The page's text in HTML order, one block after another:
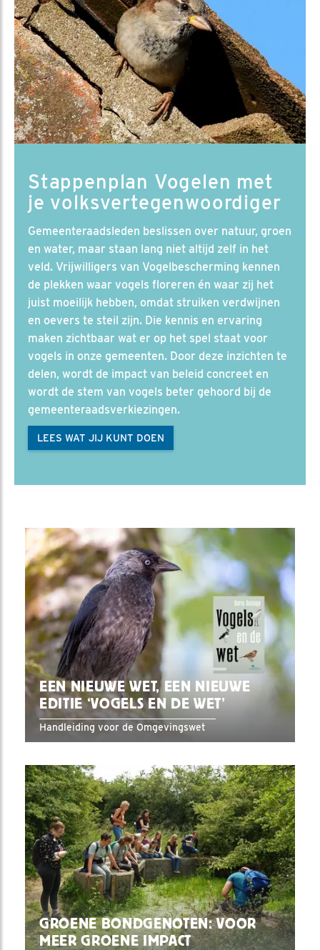
Stappenplan Vogelen met
je volksvertegenwoordiger
Gemeenteraadsleden beslissen over natuur, groen
en water, maar staan lang niet altijd zelf in het
veld. Vrijwilligers van Vogelbescherming kennen
de plekken waar vogels floreren én waar zij het
juist moeilijk hebben, omdat struiken verdwijnen
en oevers te steil zijn. Die kennis en ervaring
maken zichtbaar wat er op het spel staat voor
vogels in onze gemeenten. Door deze inzichten te
delen, wordt de impact van beleid concreet en
wordt de stem van vogels beter gehoord bij de
gemeenteraadsverkiezingen.
LEES WAT JIJ KUNT DOEN
EEN NIEUWE WET, EEN NIEUWE
EDITIE ‘VOGELS EN DE WET’
Handleiding voor de Omgevingswet
GROENE BONDGENOTEN: VOOR
MEER GROENE IMPACT